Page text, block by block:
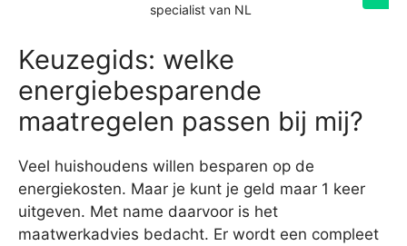
specialist van NL
Keuzegids: welke
energiebesparende
maatregelen passen bij mij?
Veel huishoudens willen besparen op de
energiekosten. Maar je kunt je geld maar 1 keer
uitgeven. Met name daarvoor is het
maatwerkadvies bedacht. Er wordt een compleet